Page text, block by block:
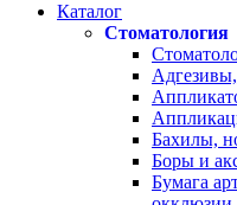
Каталог
Стоматология
Бахилы,
Боры и
Бумага